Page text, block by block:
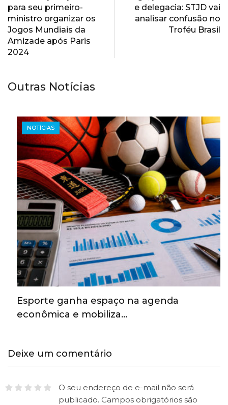
para seu primeiro-
ministro organizar os
Jogos Mundiais da
Amizade após Paris
2024
e delegacia: STJD vai
analisar confusão no
Troféu Brasil
Outras Notícias
NOTÍCIAS
Esporte ganha espaço na agenda
econômica e mobiliza…
Deixe um comentário
O seu endereço de e-mail não será
publicado. Campos obrigatórios são